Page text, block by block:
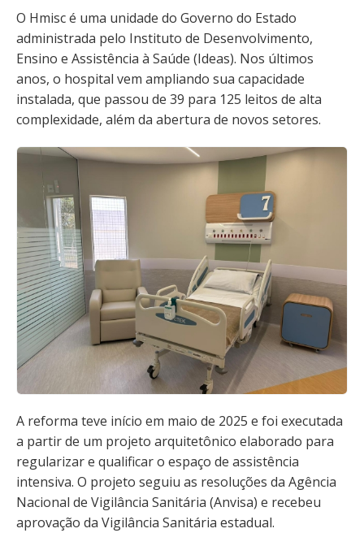
O Hmisc é uma unidade do Governo do Estado
administrada pelo Instituto de Desenvolvimento,
Ensino e Assistência à Saúde (Ideas). Nos últimos
anos, o hospital vem ampliando sua capacidade
instalada, que passou de 39 para 125 leitos de alta
complexidade, além da abertura de novos setores.
A reforma teve início em maio de 2025 e foi executada
a partir de um projeto arquitetônico elaborado para
regularizar e qualificar o espaço de assistência
intensiva. O projeto seguiu as resoluções da Agência
Nacional de Vigilância Sanitária (Anvisa) e recebeu
aprovação da Vigilância Sanitária estadual.